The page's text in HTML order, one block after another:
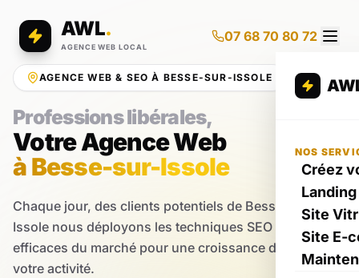
AWL.
AGENCE WEB LOCAL
07 68 70 80 72
NOS
Créez
Site
Site E-
AGENCE WEB & SEO À BESSE-SUR-ISSOLE
Professions libérales,
Votre Agence Web
à Besse-sur-Issole
Chaque jour, des clients potentiels de Besse-sur-
Issole nous déployons les techniques SEO les plus
efficaces du marché pour une croissance durable de
votre activité.